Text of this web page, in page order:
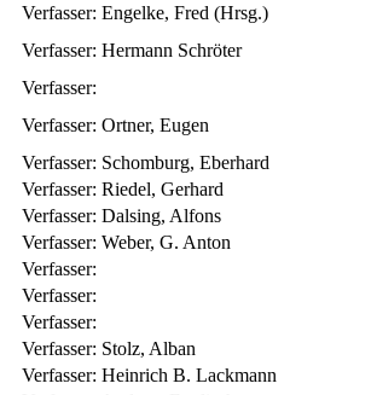
Verfasser: Engelke, Fred (Hrsg.)
Verfasser: Hermann Schröter
Verfasser:
Verfasser: Ortner, Eugen
Verfasser: Schomburg, Eberhard
Verfasser: Riedel, Gerhard
Verfasser: Dalsing, Alfons
Verfasser: Weber, G. Anton
Verfasser:
Verfasser:
Verfasser:
Verfasser: Stolz, Alban
Verfasser: Heinrich B. Lackmann